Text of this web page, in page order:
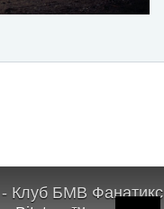
Клуб БМВ Фанатикс